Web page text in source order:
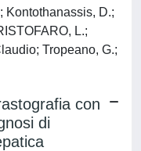
Kontothanassis, D.;
L.;
Tropeano, G.;
con
di